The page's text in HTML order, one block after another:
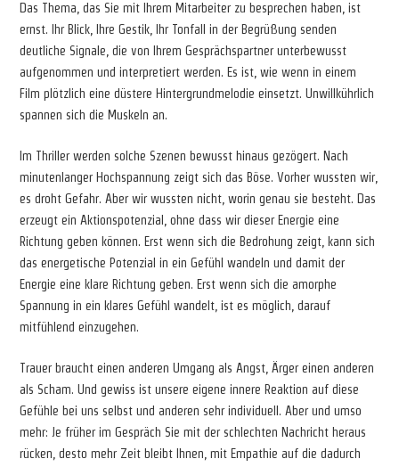
Das Thema, das Sie mit Ihrem Mitarbeiter zu besprechen haben, ist
ernst. Ihr Blick, Ihre Gestik, Ihr Tonfall in der Begrüßung senden
deutliche Signale, die von Ihrem Gesprächspartner unterbewusst
aufgenommen und interpretiert werden. Es ist, wie wenn in einem
Film plötzlich eine düstere Hintergrundmelodie einsetzt. Unwillkührlich
spannen sich die Muskeln an.
Im Thriller werden solche Szenen bewusst hinaus gezögert. Nach
minutenlanger Hochspannung zeigt sich das Böse. Vorher wussten wir,
es droht Gefahr. Aber wir wussten nicht, worin genau sie besteht. Das
erzeugt ein Aktionspotenzial, ohne dass wir dieser Energie eine
Richtung geben können. Erst wenn sich die Bedrohung zeigt, kann sich
das energetische Potenzial in ein Gefühl wandeln und damit der
Energie eine klare Richtung geben. Erst wenn sich die amorphe
Spannung in ein klares Gefühl wandelt, ist es möglich, darauf
mitfühlend einzugehen.
Trauer braucht einen anderen Umgang als Angst, Ärger einen anderen
als Scham. Und gewiss ist unsere eigene innere Reaktion auf diese
Gefühle bei uns selbst und anderen sehr individuell. Aber und umso
mehr: Je früher im Gespräch Sie mit der schlechten Nachricht heraus
rücken, desto mehr Zeit bleibt Ihnen, mit Empathie auf die dadurch